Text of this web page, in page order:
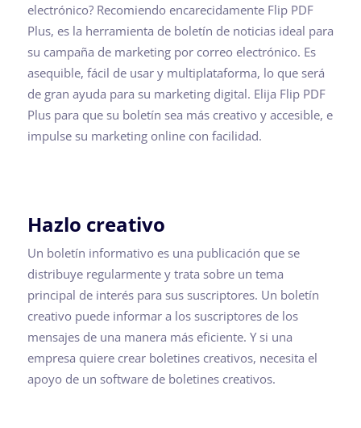
electrónico? Recomiendo encarecidamente Flip PDF
Plus, es la herramienta de boletín de noticias ideal para
su campaña de marketing por correo electrónico. Es
asequible, fácil de usar y multiplataforma, lo que será
de gran ayuda para su marketing digital. Elija Flip PDF
Plus para que su boletín sea más creativo y accesible, e
impulse su marketing online con facilidad.
Hazlo creativo
Un boletín informativo es una publicación que se
distribuye regularmente y trata sobre un tema
principal de interés para sus suscriptores. Un boletín
creativo puede informar a los suscriptores de los
mensajes de una manera más eficiente. Y si una
empresa quiere crear boletines creativos, necesita el
apoyo de un software de boletines creativos.